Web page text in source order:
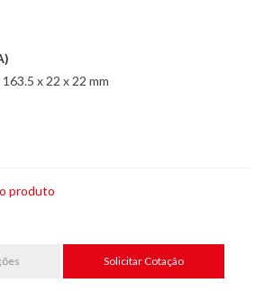
x 22 x 22 mm
produto
Solicitar Cotação